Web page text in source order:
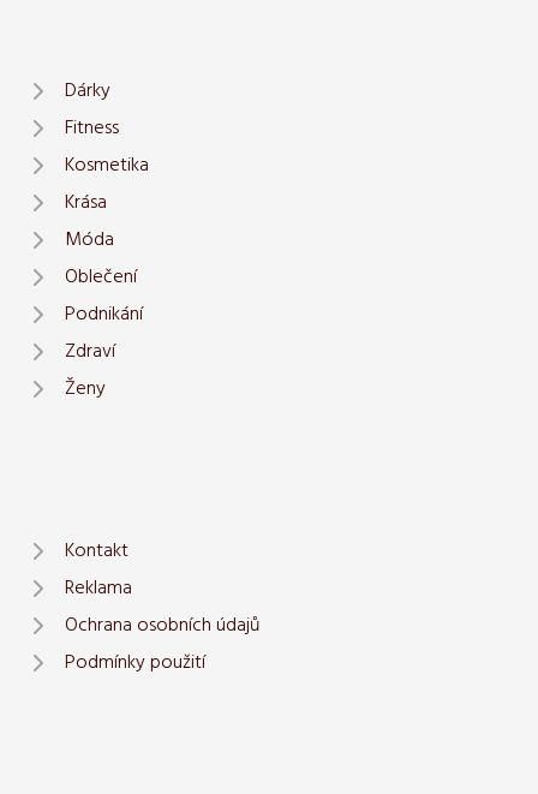
Dárky
Fitness
Kosmetika
Krása
Móda
Oblečení
Podnikání
Zdraví
Ženy
Kontakt
Reklama
Ochrana osobních údajů
Podmínky použití